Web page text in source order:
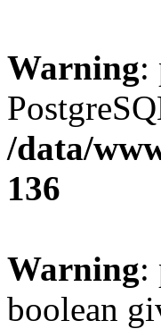
Warning:
/data/
136
Warning:
boolean